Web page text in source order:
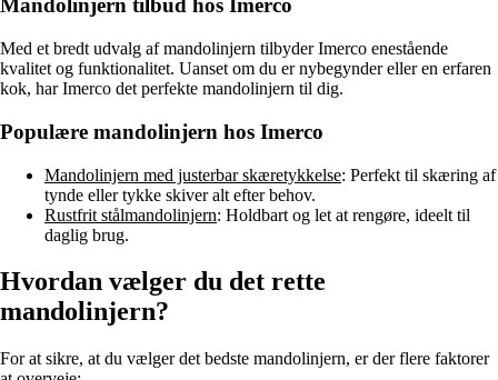
Mandolinjern tilbud hos Imerco
Med et bredt udvalg af mandolinjern tilbyder Imerco enestående
kvalitet og funktionalitet. Uanset om du er nybegynder eller en erfaren
kok, har Imerco det perfekte mandolinjern til dig.
Populære mandolinjern hos Imerco
Mandolinjern med justerbar skæretykkelse: Perfekt til skæring af
tynde eller tykke skiver alt efter behov.
Rustfrit stålmandolinjern: Holdbart og let at rengøre, ideelt til
daglig brug.
Hvordan vælger du det rette
mandolinjern?
For at sikre, at du vælger det bedste mandolinjern, er der flere faktorer